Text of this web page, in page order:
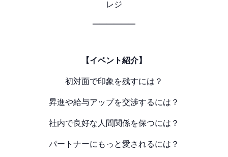
レジ
——————
【イベント紹介】
初対面で印象を残すには？
昇進や給与アップを交渉するには？
社内で良好な人間関係を保つには？
パートナーにもっと愛されるには？